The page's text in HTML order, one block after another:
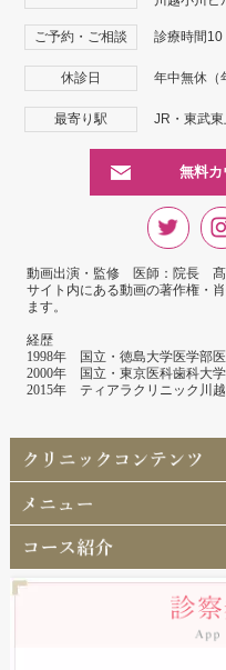
ご予約・ご相談 診療時間10
休診日 年中無休（
最寄り駅 JR・東武
無料
動画出演・監修 医師：院長 髙
サイト内にある動画の著作権・
ます。
経歴
1998年 国立・徳島大学医学部
2000年 国立・東京医科歯科大
2015年 ティアラクリニック川